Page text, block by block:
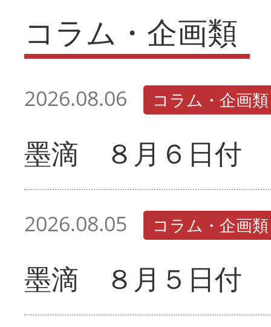
コラム・企画類
2026.08.06 コラム・企画類
墨滴 ８月６日付
2026.08.05 コラム・企画類
墨滴 ８月５日付